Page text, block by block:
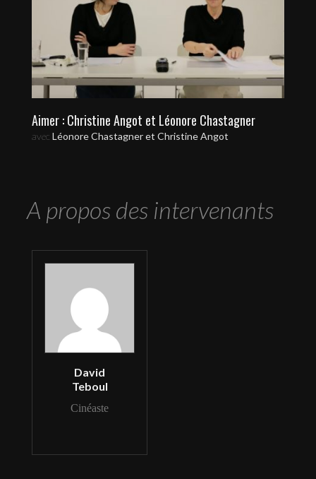
Aimer : Christine Angot et Léonore Chastagner
avec Léonore Chastagner et Christine Angot
A propos des intervenants
David
Teboul
Cinéaste